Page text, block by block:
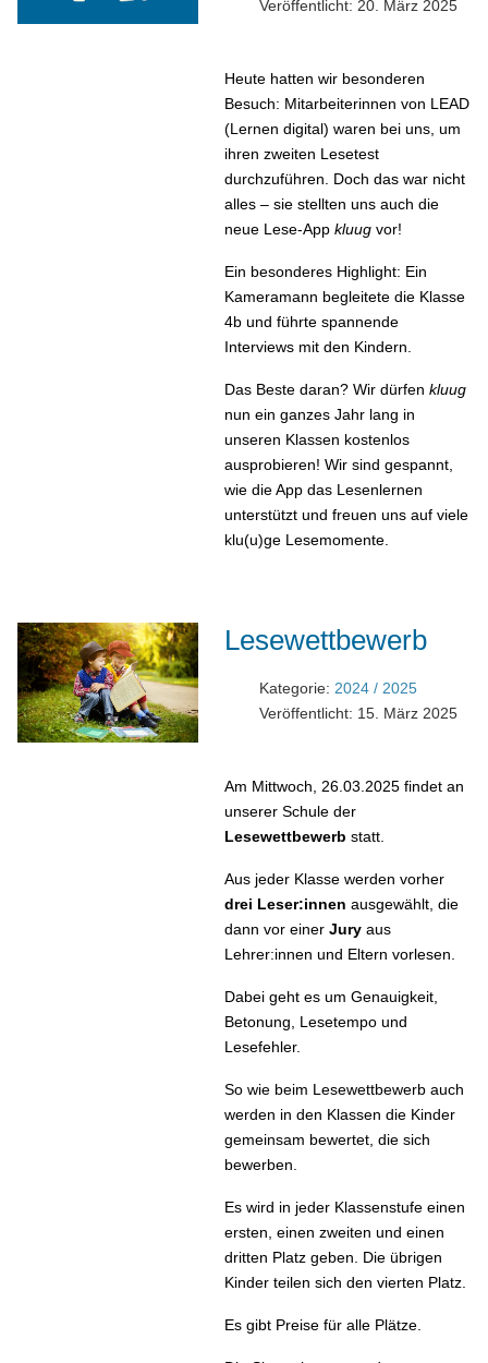
Veröffentlicht: 20. März 2025
Heute hatten wir besonderen
Besuch: Mitarbeiterinnen von LEAD
(Lernen digital) waren bei uns, um
ihren zweiten Lesetest
durchzuführen. Doch das war nicht
alles – sie stellten uns auch die
neue Lese-Appkluug vor!
Ein besonderes Highlight: Ein
Kameramann begleitete die Klasse
4b und führte spannende
Interviews mit den Kindern.
Das Beste daran? Wir dürfenkluug
nun ein ganzes Jahr lang in
unseren Klassen kostenlos
ausprobieren! Wir sind gespannt,
wie die App das Lesenlernen
unterstützt und freuen uns auf viele
klu(u)ge Lesemomente.
Lesewettbewerb
Kategorie: 2024 / 2025
Veröffentlicht: 15. März 2025
Am Mittwoch, 26.03.2025 findet an
unserer Schule der
Lesewettbewerbstatt.
Aus jeder Klasse werden vorher
drei Leser:innen ausgewählt, die
dann vor einerJuryaus
Lehrer:innen und Eltern vorlesen.
Dabei geht es um Genauigkeit,
Betonung, Lesetempo und
Lesefehler.
So wie beim Lesewettbewerb auch
werden in den Klassen die Kinder
gemeinsam bewertet, die sich
bewerben.
Es wird in jeder Klassenstufe einen
ersten, einen zweiten und einen
dritten Platz geben. Die übrigen
Kinder teilen sich den vierten Platz.
Es gibt Preise für alle Plätze.